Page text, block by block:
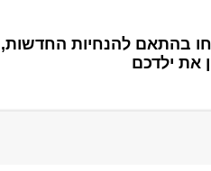
בהתאם להנחיות החדשות,
את ילדכם